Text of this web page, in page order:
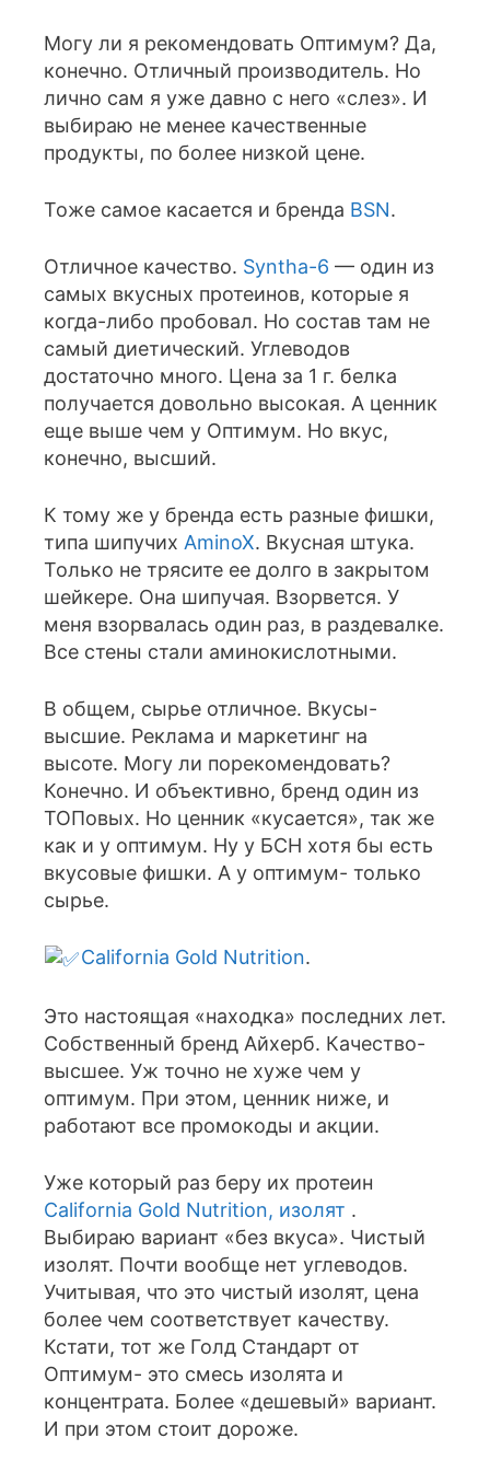
Могу ли я рекомендовать Оптимум? Да,
конечно. Отличный производитель. Но
лично сам я уже давно с него «слез». И
выбираю не менее качественные
продукты, по более низкой цене.
Тоже самое касается и бренда BSN.
Отличное качество. Syntha-6 — один из
самых вкусных протеинов, которые я
когда-либо пробовал. Но состав там не
самый диетический. Углеводов
достаточно много. Цена за 1 г. белка
получается довольно высокая. А ценник
еще выше чем у Оптимум. Но вкус,
конечно, высший.
К тому же у бренда есть разные фишки,
типа шипучих AminoX. Вкусная штука.
Только не трясите ее долго в закрытом
шейкере. Она шипучая. Взорвется. У
меня взорвалась один раз, в раздевалке.
Все стены стали аминокислотными.
В общем, сырье отличное. Вкусы-
высшие. Реклама и маркетинг на
высоте. Могу ли порекомендовать?
Конечно. И объективно, бренд один из
ТОПовых. Но ценник «кусается», так же
как и у оптимум. Ну у БСН хотя бы есть
вкусовые фишки. А у оптимум- только
сырье.
California Gold Nutrition.
Это настоящая «находка» последних лет.
Собственный бренд Айхерб. Качество-
высшее. Уж точно не хуже чем у
оптимум. При этом, ценник ниже, и
работают все промокоды и акции.
Уже который раз беру их протеин
California Gold Nutrition, изолят .
Выбираю вариант «без вкуса». Чистый
изолят. Почти вообще нет углеводов.
Учитывая, что это чистый изолят, цена
более чем соответствует качеству.
Кстати, тот же Голд Стандарт от
Оптимум- это смесь изолята и
концентрата. Более «дешевый» вариант.
И при этом стоит дороже.